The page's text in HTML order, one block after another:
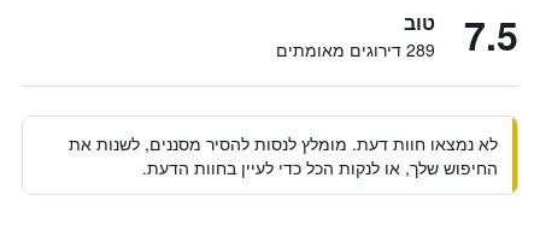
7.5 טוב
289 דירוגים מאומתים
לא נמצאו חוות דעת. מומלץ לנסות להסיר מסננים, לשנות את
החיפוש שלך, או לנקות הכל כדי לעיין בחוות הדעת.